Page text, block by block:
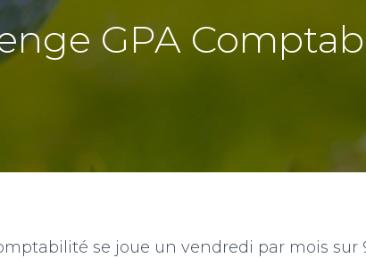
GPA
se joue un vendredi par mois sur